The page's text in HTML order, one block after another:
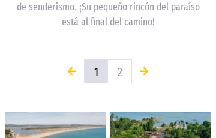
de senderismo. ¡Su pequeño rincón del paraíso
está al final del camino!
1 2